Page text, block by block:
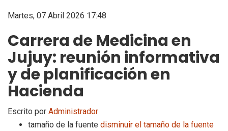
Martes, 07 Abril 2026 17:48
Carrera de Medicina en
Jujuy: reunión informativa
y de planificación en
Hacienda
Escrito por Administrador
tamaño de la fuente disminuir el tamaño de la fuente